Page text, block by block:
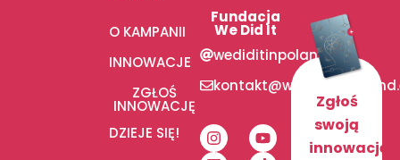
O KAMPANII
INNOWACJE
ZGŁOŚ
INNOWACJĘ
DZIEJE SIĘ!
Fundacja
We Did It
wediditinpoland
Zgłoś
swoją
innowację!